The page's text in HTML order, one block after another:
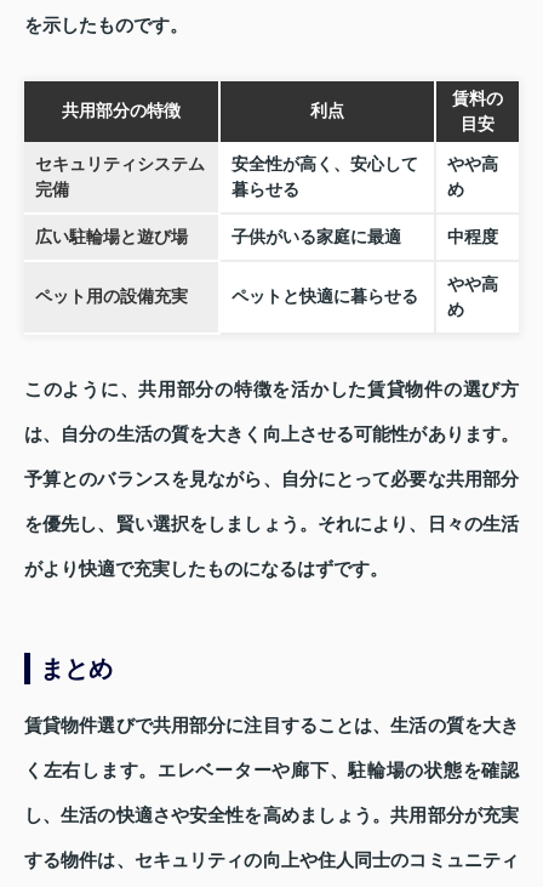
を示したものです。
共用部分の特徴 利点
賃料の
目安
セキュリティシステム
完備
安全性が高く、安心して
暮らせる
やや高
め
広い駐輪場と遊び場 子供がいる家庭に最適 中程度
ペット用の設備充実 ペットと快適に暮らせる
やや高
め
このように、共用部分の特徴を活かした賃貸物件の選び方
は、自分の生活の質を大きく向上させる可能性があります。
予算とのバランスを見ながら、自分にとって必要な共用部分
を優先し、賢い選択をしましょう。それにより、日々の生活
がより快適で充実したものになるはずです。
まとめ
賃貸物件選びで共用部分に注目することは、生活の質を大き
く左右します。エレベーターや廊下、駐輪場の状態を確認
し、生活の快適さや安全性を高めましょう。共用部分が充実
する物件は、セキュリティの向上や住人同士のコミュニティ